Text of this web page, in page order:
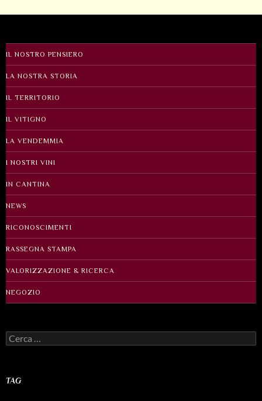
IL NOSTRO PENSIERO
LA NOSTRA STORIA
IL TERRITORIO
IL VITIGNO
LA VENDEMMIA
I NOSTRI VINI
IN CANTINA
NEWS
RICONOSCIMENTI
RASSEGNA STAMPA
VALORIZZAZIONE & RICERCA
NEGOZIO
Ricerca
per:
TAG